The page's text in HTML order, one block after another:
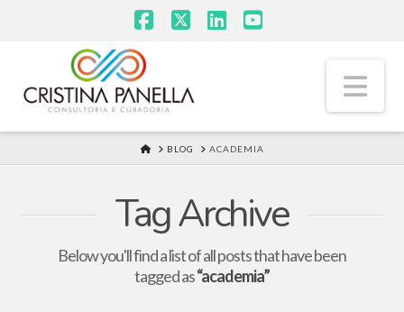
HOMEBLOG ACADEMIA
Tag Archive
Below you'll find a list of all posts that have been
tagged as“academia”